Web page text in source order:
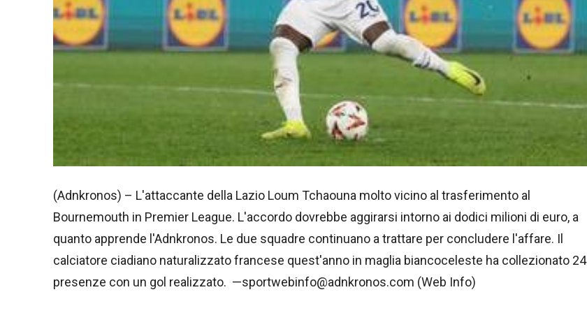
(Adnkronos) – L'attaccante della Lazio Loum Tchaouna molto vicino al trasferimento al
Bournemouth in Premier League. L'accordo dovrebbe aggirarsi intorno ai dodici milioni di euro, a
quanto apprende l'Adnkronos. Le due squadre continuano a trattare per concludere l'affare. Il
calciatore ciadiano naturalizzato francese quest'anno in maglia biancoceleste ha collezionato 24
presenze con un gol realizzato. —sportwebinfo@adnkronos.com (Web Info)